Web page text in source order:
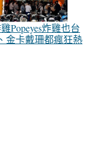
Popeyes炸雞也台
金卡戴珊都瘋狂熱